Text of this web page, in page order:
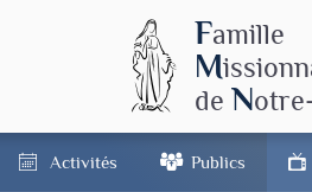
Famille
M
de N
Activités Publics